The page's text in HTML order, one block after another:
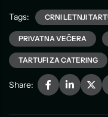
Tags: CRNI LETNJI
PRIVATNA VEČERA
TARTUFI ZA CATERING
Share: